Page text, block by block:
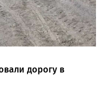
дорогу в